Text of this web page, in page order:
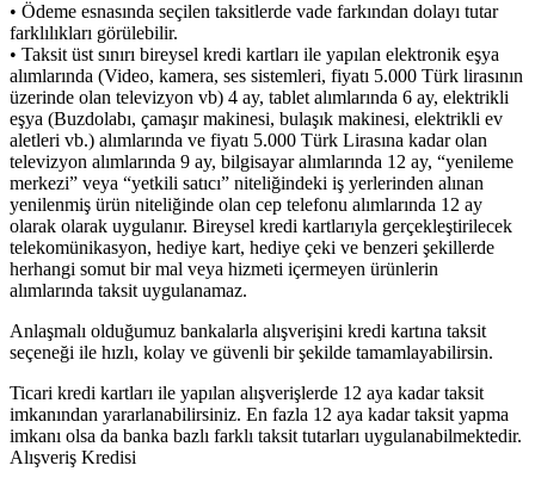
• Ödeme esnasında seçilen taksitlerde vade farkından dolayı tutar
farklılıkları görülebilir.
• Taksit üst sınırı bireysel kredi kartları ile yapılan elektronik eşya
alımlarında (Video, kamera, ses sistemleri, fiyatı 5.000 Türk lirasının
üzerinde olan televizyon vb) 4 ay, tablet alımlarında 6 ay, elektrikli
eşya (Buzdolabı, çamaşır makinesi, bulaşık makinesi, elektrikli ev
aletleri vb.) alımlarında ve fiyatı 5.000 Türk Lirasına kadar olan
televizyon alımlarında 9 ay, bilgisayar alımlarında 12 ay, “yenileme
merkezi” veya “yetkili satıcı” niteliğindeki iş yerlerinden alınan
yenilenmiş ürün niteliğinde olan cep telefonu alımlarında 12 ay
olarak olarak uygulanır. Bireysel kredi kartlarıyla gerçekleştirilecek
telekomünikasyon, hediye kart, hediye çeki ve benzeri şekillerde
herhangi somut bir mal veya hizmeti içermeyen ürünlerin
alımlarında taksit uygulanamaz.
Anlaşmalı olduğumuz bankalarla alışverişini kredi kartına taksit
seçeneği ile hızlı, kolay ve güvenli bir şekilde tamamlayabilirsin.
Ticari kredi kartları ile yapılan alışverişlerde 12 aya kadar taksit
imkanından yararlanabilirsiniz. En fazla 12 aya kadar taksit yapma
imkanı olsa da banka bazlı farklı taksit tutarları uygulanabilmektedir.
Alışveriş Kredisi